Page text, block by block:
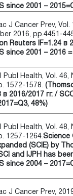
since 2001 –
J Cancer Prev, Vol.
2016, pp.4451-
Reuters IF=1.24 в
since 2001 – 2016 =
Publ Health, Vol. 46,
1572-1578.
в 2016/2017 гг. /
48%)
Publ Health, Vol. 48,
1257-1264.Science
(SCIE) by
and IJPH has
since 2004 –
J Cancer Prev,